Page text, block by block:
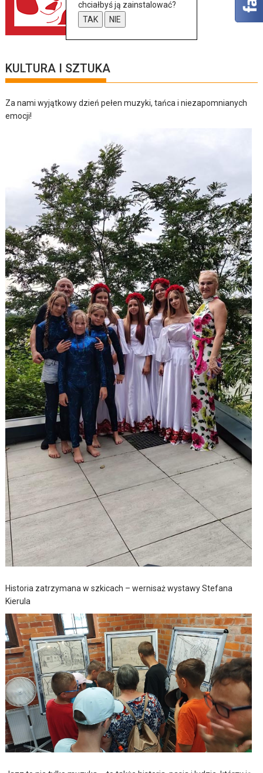
KULTURA I SZTUKA
Za nami wyjątkowy dzień pełen muzyki, tańca i niezapomnianych
emocji!
Historia zatrzymana w szkicach – wernisaż wystawy Stefana
Kierula
chciałbyś ją zainstalować?
TAK
NIE